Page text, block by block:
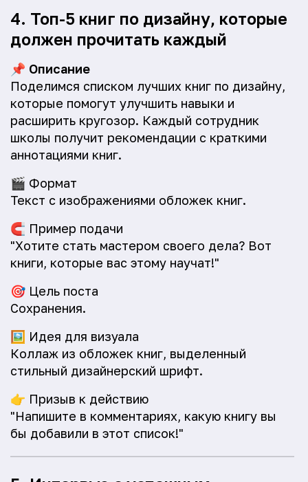
4. Топ-5 книг по дизайну, которые
должен прочитать каждый
📌 Описание
Поделимся списком лучших книг по дизайну,
которые помогут улучшить навыки и
расширить кругозор. Каждый сотрудник
школы получит рекомендации с краткими
аннотациями книг.
🎬 Формат
Текст с изображениями обложек книг.
🧲 Пример подачи
"Хотите стать мастером своего дела? Вот
книги, которые вас этому научат!"
🎯 Цель поста
Сохранения.
🖼️ Идея для визуала
Коллаж из обложек книг, выделенный
стильный дизайнерский шрифт.
👉 Призыв к действию
"Напишите в комментариях, какую книгу вы
бы добавили в этот список!"